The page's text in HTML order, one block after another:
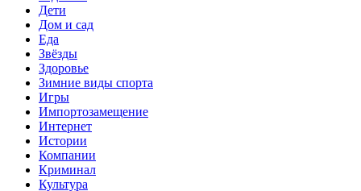
Дети
Дом и сад
Еда
Звёзды
Здоровье
Зимние виды спорта
Игры
Импортозамещение
Интернет
Истории
Компании
Криминал
Культура